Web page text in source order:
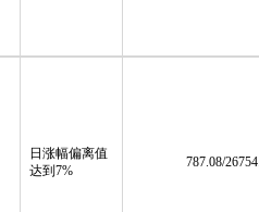
日涨幅偏离值
达到7%
787.08/